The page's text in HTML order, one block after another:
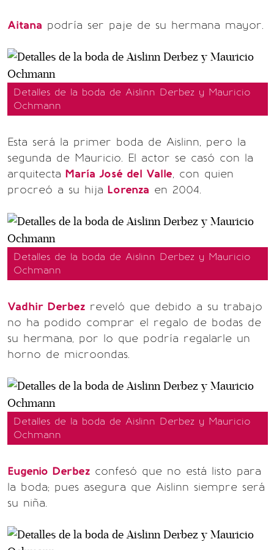
Aitana podría ser paje de su hermana mayor.
Detalles de la boda de Aislinn Derbez y Mauricio
Ochmann
Esta será la primer boda de Aislinn, pero la
segunda de Mauricio. El actor se casó con la
arquitecta María José del Valle, con quien
procreó a su hija Lorenza en 2004.
Detalles de la boda de Aislinn Derbez y Mauricio
Ochmann
Vadhir Derbez reveló que debido a su trabajo
no ha podido comprar el regalo de bodas de
su hermana, por lo que podría regalarle un
horno de microondas.
Detalles de la boda de Aislinn Derbez y Mauricio
Ochmann
Eugenio Derbez confesó que no está listo para
la boda; pues asegura que Aislinn siempre será
su niña.